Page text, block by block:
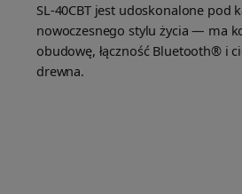
SL-40CBT jest udoskonalone pod
nowoczesnego stylu życia — ma
obudowę, łączność Bluetooth® i
drewna.